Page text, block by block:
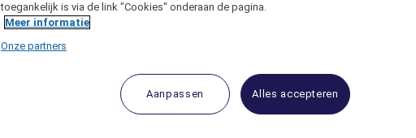
toegankelijk is via de link "Cookies" onderaan de pagina.
Meer informatie
Onze partners
Aanpassen Alles accepteren